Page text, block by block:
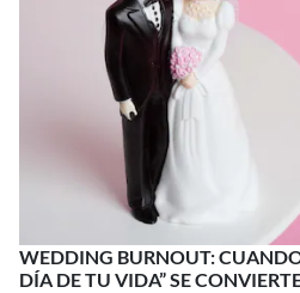
WEDDING BURNOUT:
DÍA DE TU VIDA” SE